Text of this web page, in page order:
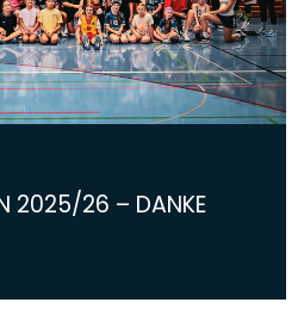
2025/26 – DANKE